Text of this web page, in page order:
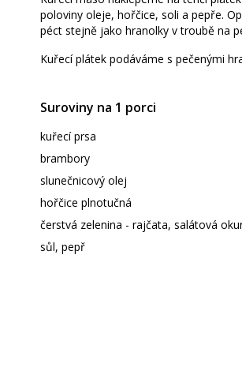
poloviny oleje, hořčice, soli a pepře.
péct stejně jako hranolky v troubě na
Kuřecí plátek podáváme s pečenými
Suroviny na 1 porci
kuřecí prsa
brambory
slunečnicový olej
hořčice plnotučná
čerstvá zelenina - rajčata, salátová
sůl, pepř